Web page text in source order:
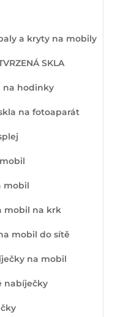
a kryty na mobily
SKLA
na hodinky
na fotoaparát
mobil
mobil na krk
mobil do sítě
na mobil
nabíječky